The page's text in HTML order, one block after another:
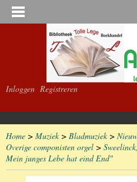
Inloggen Registreren
Home > Muziek> Bladmuziek>
Overige componisten orgel >
Mein junges Lebe hat eind End"